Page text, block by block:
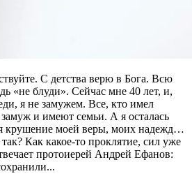
С детства верю в Бога. Всю
«не блуди». Сейчас мне 40 лет, и,
я не замужем. Все, кто имел
и имеют семьи. А я осталась
крушение моей веры, моих надежд…
Как какое-то проклятие, сил уже
протоиерей Андрей Ефанов: